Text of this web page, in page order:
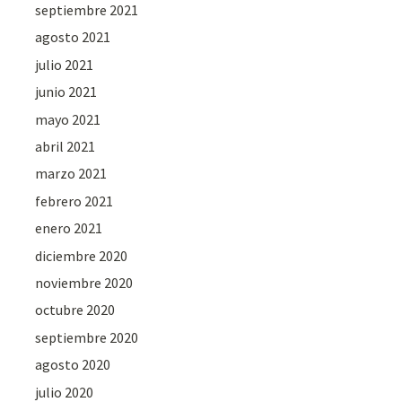
septiembre 2021
agosto 2021
julio 2021
junio 2021
mayo 2021
abril 2021
marzo 2021
febrero 2021
enero 2021
diciembre 2020
noviembre 2020
octubre 2020
septiembre 2020
agosto 2020
julio 2020